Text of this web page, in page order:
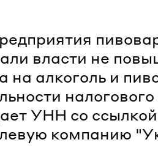
власти не
на алкоголь и
УНН со
компанию